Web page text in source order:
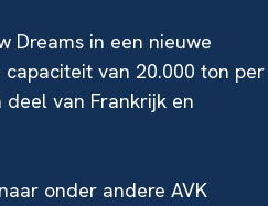
Dreams in een nieuwe
van 20.000 ton per
van Frankrijk en
onder andere AVK